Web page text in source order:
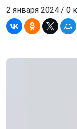
2 января 2024 / 0